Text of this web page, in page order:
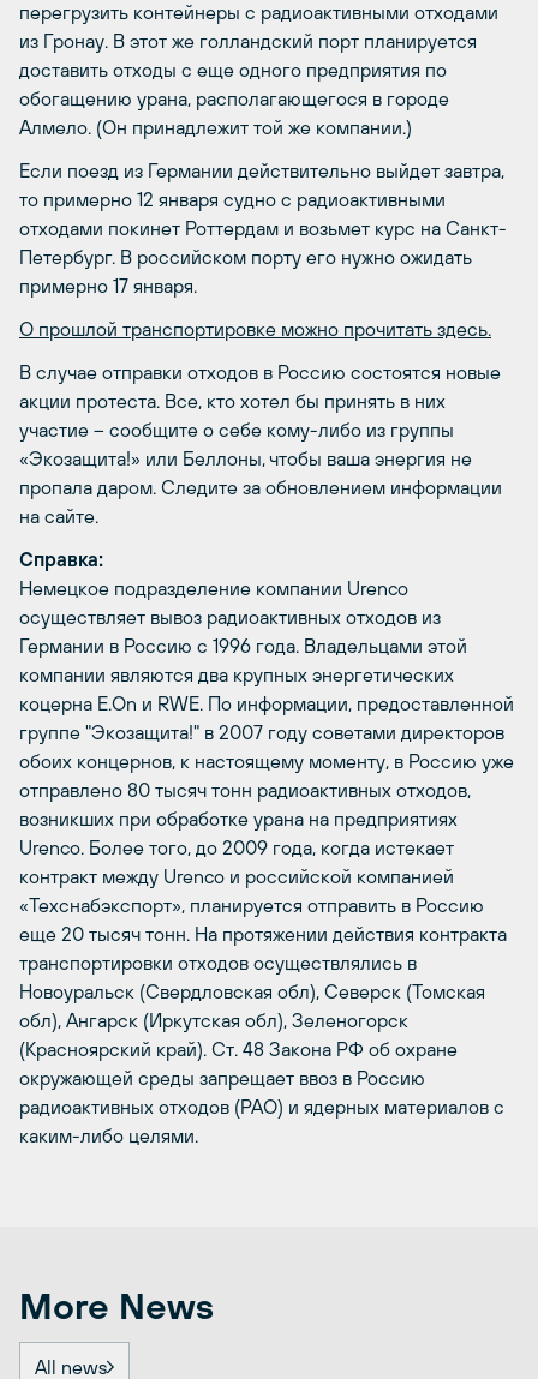
перегрузить контейнеры с радиоактивными отходами
из Гронау. В этот же голландский порт планируется
доставить отходы с еще одного предприятия по
обогащению урана, располагающегося в городе
Алмело. (Он принадлежит той же компании.)
Если поезд из Германии действительно выйдет завтра,
то примерно 12 января судно с радиоактивными
отходами покинет Роттердам и возьмет курс на Санкт-
Петербург. В российском порту его нужно ожидать
примерно 17 января.
О прошлой транспортировке можно прочитать здесь.
В случае отправки отходов в Россию состоятся новые
акции протеста. Все, кто хотел бы принять в них
участие – сообщите о себе кому-либо из группы
«Экозащита!» или Беллоны, чтобы ваша энергия не
пропала даром. Следите за обновлением информации
на сайте.
Справка:
Немецкое подразделение компании Urenco
осуществляет вывоз радиоактивных отходов из
Германии в Россию с 1996 года. Владельцами этой
компании являются два крупных энергетических
коцерна E.On и RWE. По информации, предоставленной
группе "Экозащита!" в 2007 году советами директоров
обоих концернов, к настоящему моменту, в Россию уже
отправлено 80 тысяч тонн радиоактивных отходов,
возникших при обработке урана на предприятиях
Urenco. Более того, до 2009 года, когда истекает
контракт между Urenco и российской компанией
«Техснабэкспорт», планируется отправить в Россию
еще 20 тысяч тонн. На протяжении действия контракта
транспортировки отходов осуществлялись в
Новоуральск (Свердловская обл), Северск (Томская
обл), Ангарск (Иркутская обл), Зеленогорск
(Красноярский край). Ст. 48 Закона РФ об охране
окружающей среды запрещает ввоз в Россию
радиоактивных отходов (РАО) и ядерных материалов с
каким-либо целями.
More News
All news